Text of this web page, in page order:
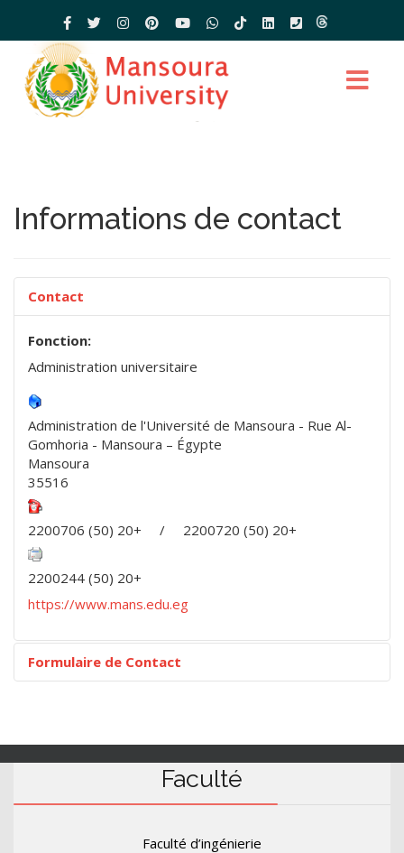
Informations de contact
Contact
Fonction:
Administration universitaire
Administration de l'Université de Mansoura - Rue Al-
Gomhoria - Mansoura – Égypte
Mansoura
35516
2200706 (50) 20+ / 2200720 (50) 20+
2200244 (50) 20+
https://www.mans.edu.eg
Formulaire de Contact
Faculté
Faculté d’ingénierie